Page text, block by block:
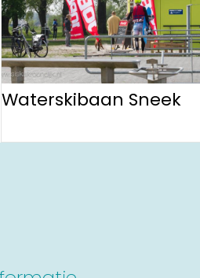
Waterskibaan Sneek